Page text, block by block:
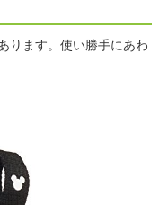
ります。使い勝手にあわ